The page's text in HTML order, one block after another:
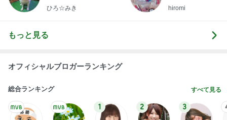
ひろ☆みき hiromi
もっと見る
オフィシャルブロガーランキング
総合ランキング すべて見る
1 2 3